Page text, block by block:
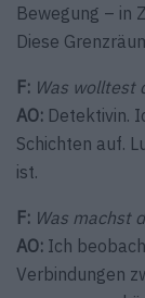
Bewegung – in
Diese
F: Was wolltest
AO: Detektivin.
Schichten auf.
ist.
F: Was machst
AO: Ich
Verbindungen